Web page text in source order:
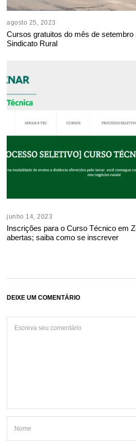
agosto 25, 2023
Cursos gratuitos do mês de setembro
Sindicato Rural
junho 14, 2023
Inscrições para o Curso Técnico em
abertas; saiba como se inscrever
DEIXE UM COMENTÁRIO